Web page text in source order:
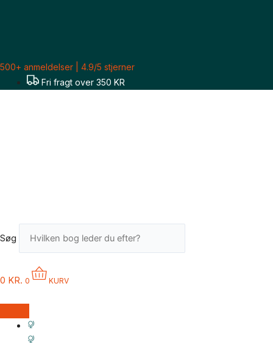
500+ anmeldelser | 4.9/5 stjerner
Fri fragt over 350 KR
Søg
0 KR. 0 KURV
himlen
findes
antal